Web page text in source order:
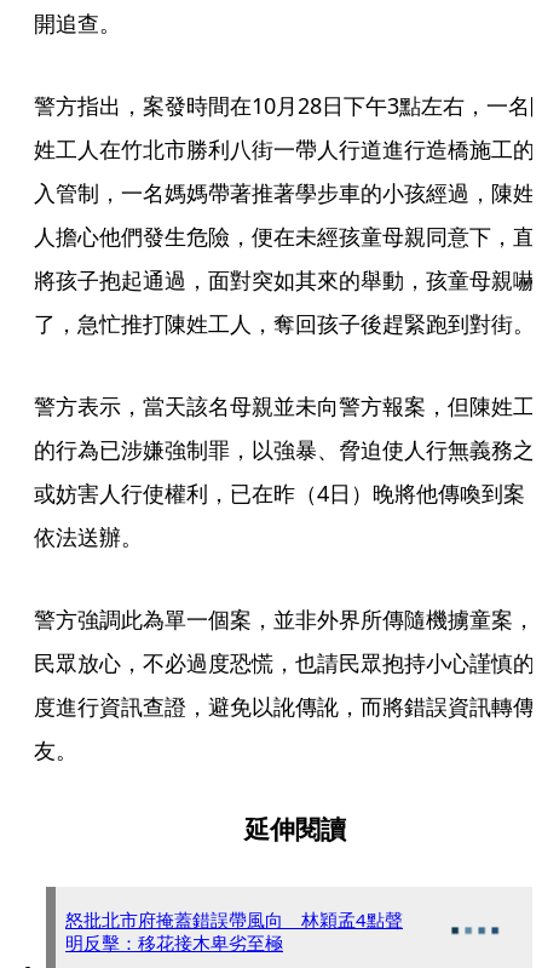
開追查。
警方指出，案發時間在10月28日下午3點左右，一名
姓工人在竹北市勝利八街一帶人行道進行造橋施工的
入管制，一名媽媽帶著推著學步車的小孩經過，陳姓
人擔心他們發生危險，便在未經孩童母親同意下，直
將孩子抱起通過，面對突如其來的舉動，孩童母親嚇
了，急忙推打陳姓工人，奪回孩子後趕緊跑到對街。
警方表示，當天該名母親並未向警方報案，但陳姓工
的行為已涉嫌強制罪，以強暴、脅迫使人行無義務之
或妨害人行使權利，已在昨（4日）晚將他傳喚到案
依法送辦。
警方強調此為單一個案，並非外界所傳隨機擄童案，
民眾放心，不必過度恐慌，也請民眾抱持小心謹慎的
度進行資訊查證，避免以訛傳訛，而將錯誤資訊轉傳
友。
延伸閱讀
怒批北市府掩蓋錯誤帶風向 林穎孟4點聲
明反擊：移花接木卑劣至極